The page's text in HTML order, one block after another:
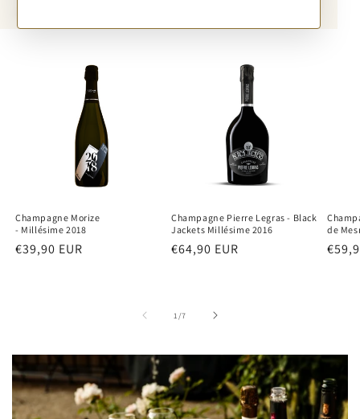
Champagne Morize
- Millésime 2018
Normaler
€39,90 EUR
Champagne Pierre Legras - Black
Jackets Millésime 2016
Normaler
€64,90 EUR
de
1/von
7